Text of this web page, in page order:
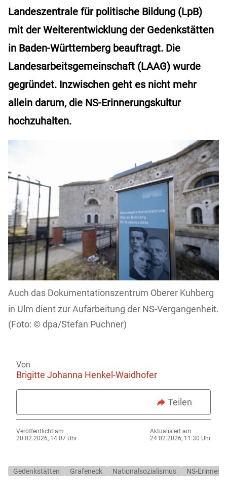
Landeszentrale für politische Bildung (LpB)
mit der Weiterentwicklung der Gedenkstätten
in Baden-Württemberg beauftragt. Die
Landesarbeitsgemeinschaft (LAAG) wurde
gegründet. Inzwischen geht es nicht mehr
allein darum, die NS-Erinnerungskultur
hochzuhalten.
Auch das Dokumentationszentrum Oberer Kuhberg
in Ulm dient zur Aufarbeitung der NS-Vergangenheit.
dpa/Stefan Puchner)
Von
Brigitte Johanna Henkel-Waidhofer
Teilen
Veröffentlicht am
20.02.2026, 14:07 Uhr
Aktualisiert am
24.02.2026, 11:30 Uhr
Gedenkstätten Grafeneck Nationalsozialismus NS-